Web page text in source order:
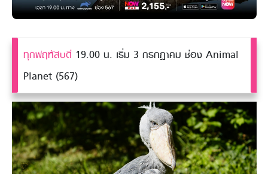
ทุกพฤหัสบดี 19.00 น. เริ่ม 3 กรกฎาคม ช่อง Animal
Planet (567)